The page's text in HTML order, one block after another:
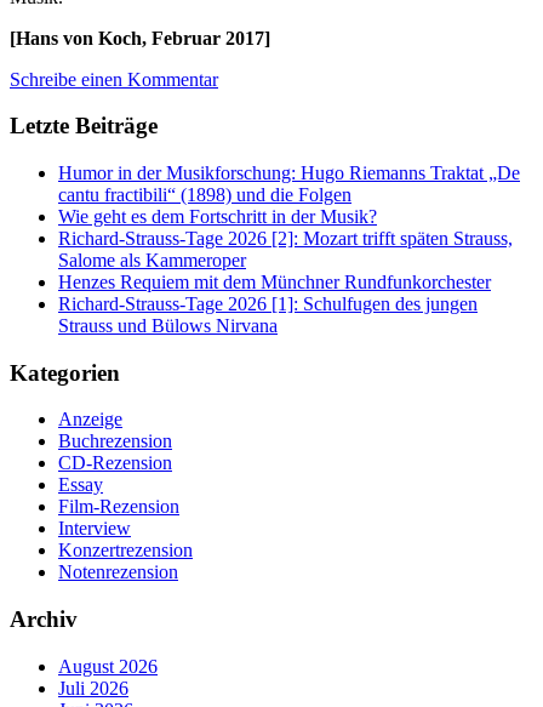
[Hans von Koch, Februar 2017]
Schreibe einen Kommentar
Letzte Beiträge
Humor in der Musikforschung: Hugo Riemanns Traktat „De
cantu fractibili“ (1898) und die Folgen
Wie geht es dem Fortschritt in der Musik?
Richard-Strauss-Tage 2026 [2]: Mozart trifft späten Strauss,
Salome als Kammeroper
Henzes Requiem mit dem Münchner Rundfunkorchester
Richard-Strauss-Tage 2026 [1]: Schulfugen des jungen
Strauss und Bülows Nirvana
Kategorien
Anzeige
Buchrezension
CD-Rezension
Essay
Film-Rezension
Interview
Konzertrezension
Notenrezension
Archiv
August 2026
Juli 2026